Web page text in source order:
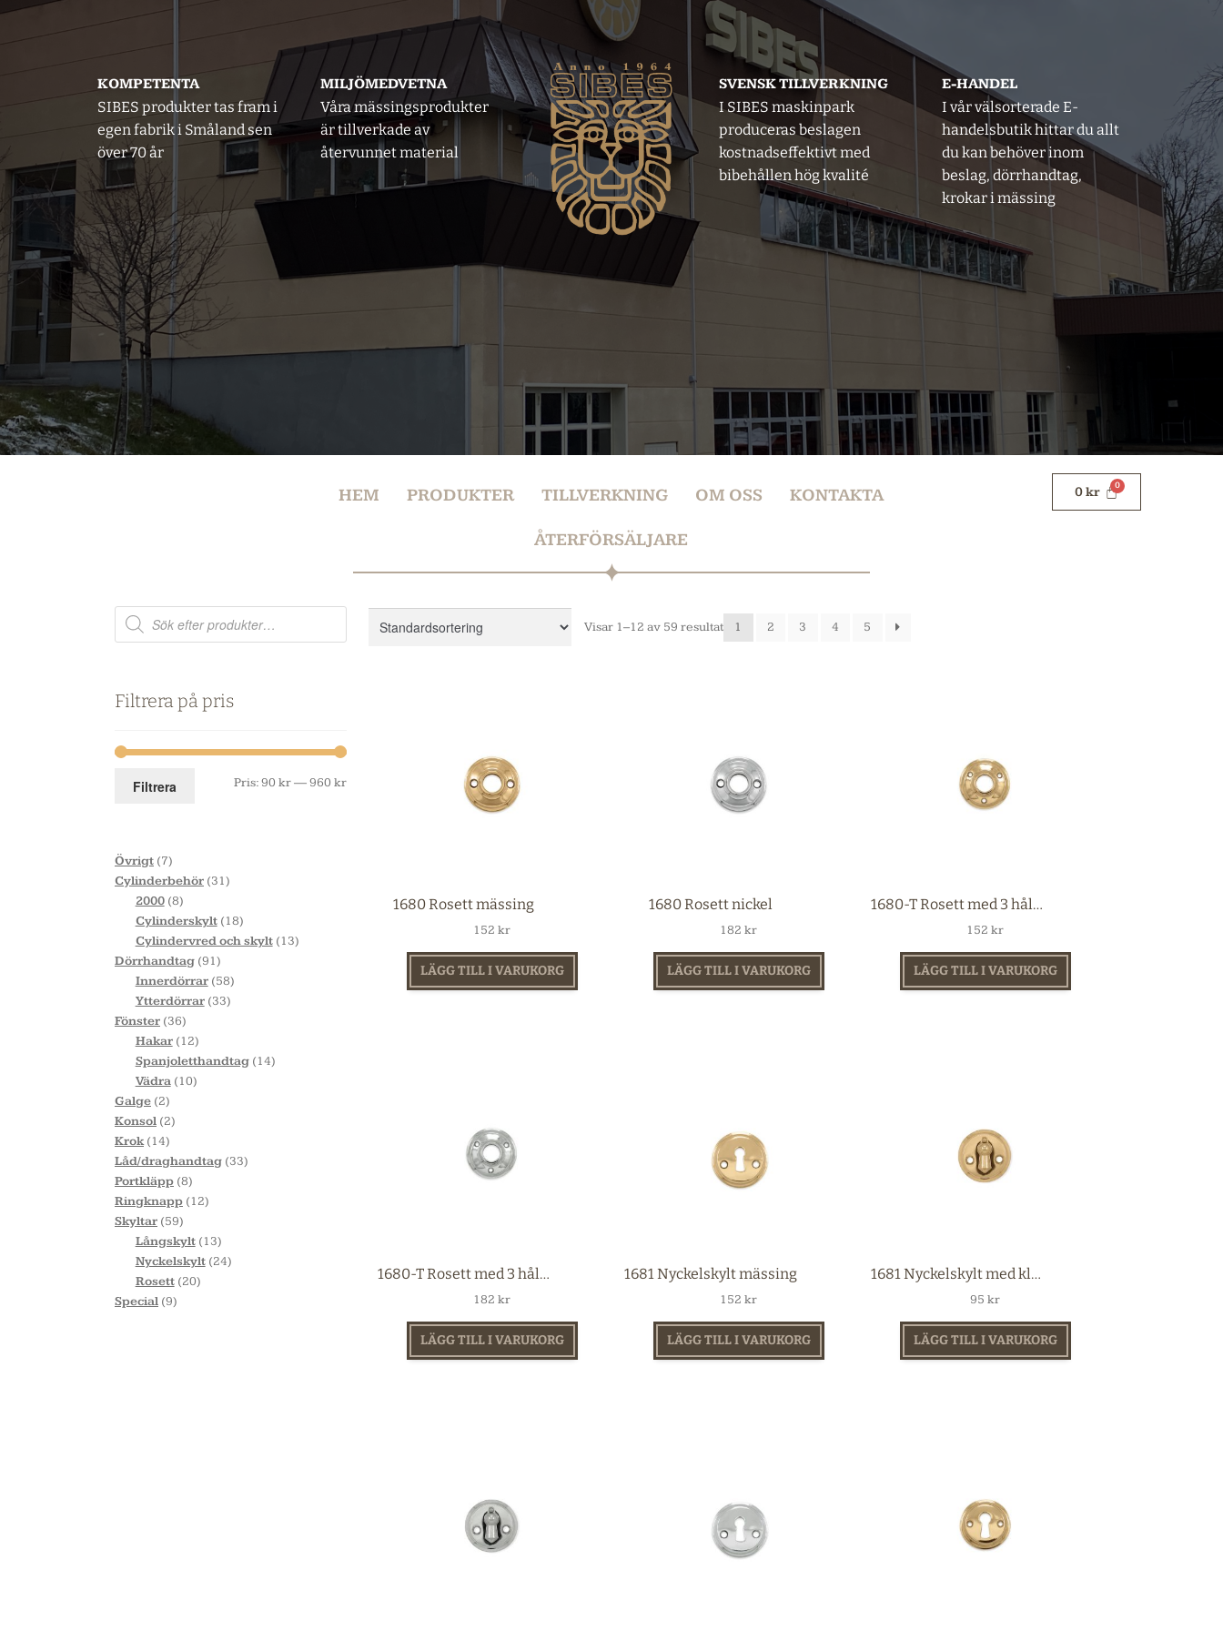
KOMPETENTA
SIBES produkter tas fram i
egen fabrik i Småland sen
över 70 år
MILJÖMEDVETNA
Våra mässingsprodukter
är tillverkade av
återvunnet material
SVENSK TILLVERKNING
I SIBES maskinpark
produceras beslagen
kostnadseffektivt med
bibehållen hög kvalité
E-HANDEL
I vår välsorterade E-
handelsbutik hittar du allt
du kan behöver inom
beslag, dörrhandtag,
krokar i mässing
HEM PRODUKTER TILLVERKNING OM OSS KONTAKTA
ÅTERFÖRSÄLJARE
0kr
Filtrera på pris
Filtrera Pris:90 kr—960 kr
Övrigt 7
Cylinderbehör 31
2000 8
Cylinderskylt
18
Cylindervred och skylt
13
Dörrhandtag 91
Innerdörrar 58
Ytterdörrar 33
Fönster 36
Hakar
12
Spanjoletthandtag
14
Vädra
10
Galge 2
Konsol 2
Krok
14
Låd/draghandtag 33
Portkläpp 8
Ringknapp
12
Skyltar 59
Långskylt
13
Nyckelskylt 24
Rosett 20
Special 9
Visar 1–12 av 59 resultat 1 2 3 4 5
1680 Rosett mässing
152 kr
LÄGG TILL I VARUKORG
1680 Rosett nickel
182 kr
LÄGG TILL I VARUKORG
1680-T Rosett med 3 hål mässing
152 kr
LÄGG TILL I VARUKORG
1680-T Rosett med 3 hål nickel
182 kr
LÄGG TILL I VARUKORG
1681 Nyckelskylt mässing
152 kr
LÄGG TILL I VARUKORG
1681 Nyckelskylt med kläpp mässing
95 kr
LÄGG TILL I VARUKORG